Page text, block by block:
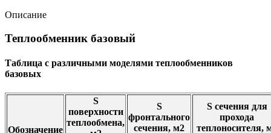
Описание
Теплообменник базовый
Таблица с различными моделями теплообменников
базовых
Обозначение
S
поверхности
теплообмена,
S
фронтального
сечения, м2
S сечения для
прохода
теплоносителя,